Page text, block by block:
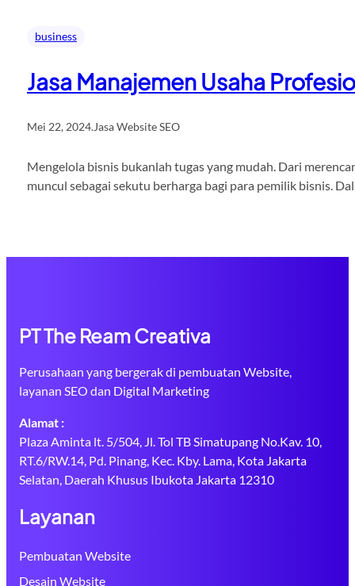
business
Jasa Manajemen Usaha
Mei 22, 2024.Jasa Website SEO
Mengelola bisnis bukanlah tugas yang mudah. Dari
muncul sebagai sekutu berharga bagi para pemilik bisnis.
PT The Ream Creativa
Perusahaan yang bergerak di pembuatan Website,
layanan SEO dan Digital Marketing
Alamat :
Plaza Aminta lt. 5/504, Jl. Tol TB Simatupang No.Kav. 10,
RT.6/RW.14, Pd. Pinang, Kec. Kby. Lama, Kota Jakarta
Selatan, Daerah Khusus Ibukota Jakarta 12310
Layanan
Pembuatan Website
Desain Website